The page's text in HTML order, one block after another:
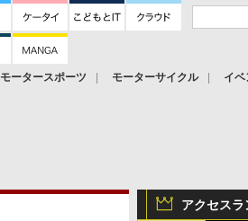
モータースポーツ モーターサイクル
イベ
アクセス